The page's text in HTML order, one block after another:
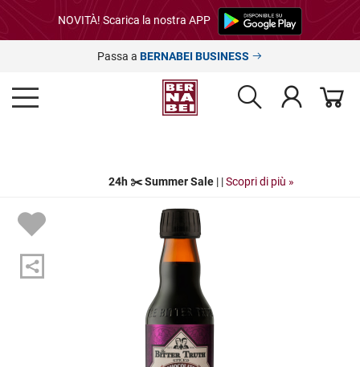
NOVITÀ! Scarica la nostra APP
Passa a BERNABEI BUSINESS
24h ✂️ Summer Sale| | Scopri di più »